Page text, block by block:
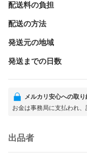
配送料の負担
配送の方法
発送元の地域
発送までの日数
メルカリ安心への取り
お金は事務局に支払われ
出品者